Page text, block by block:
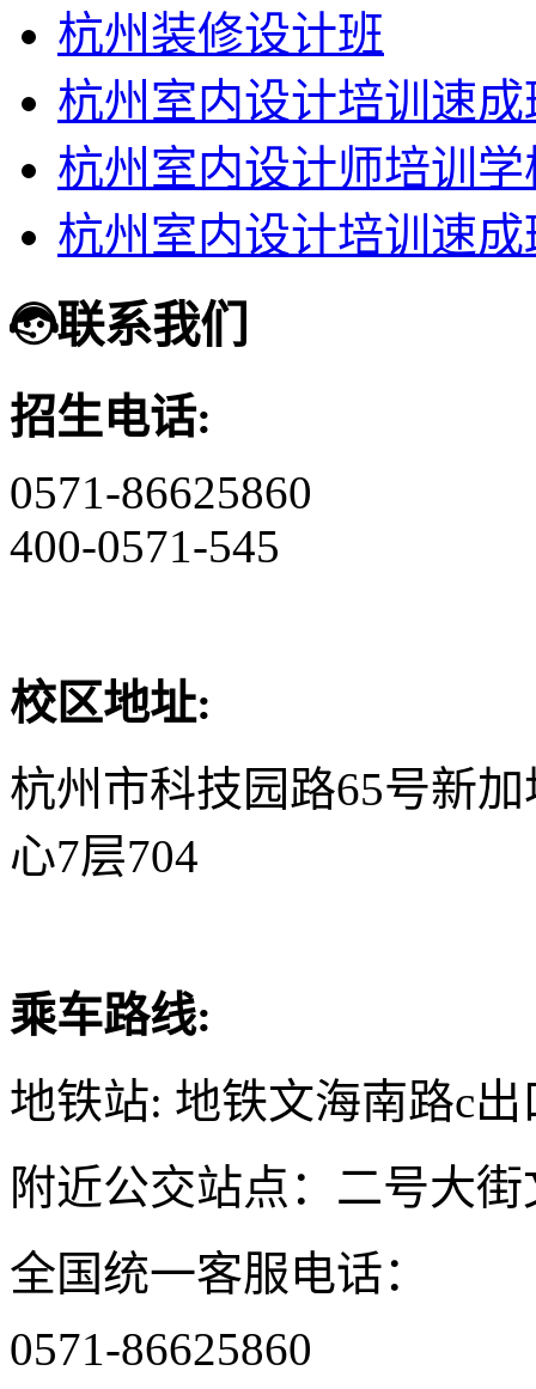
杭州装修设计班
杭州室内设计培训速成
杭州室内设计师培训
杭州室内设计培训速成
联系我们
招生电话:
0571-86625860
400-0571-545
校区地址:
杭州市科技园路65号新
心7层704
乘车路线:
地铁站: 地铁文海南路c出
附近公交站点：二号大
全国统一客服电话：
0571-86625860